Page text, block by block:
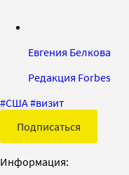
Евгения Белкова
Редакция Forbes
#США#визит
Подписаться
Информация: